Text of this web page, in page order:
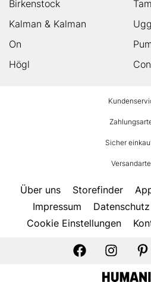
Birkenstock
Kalman & Kalman
Ugg
On
Högl
Sicher
Über uns Storefinder
Impressum
Datenschutz
Cookie Einstellungen